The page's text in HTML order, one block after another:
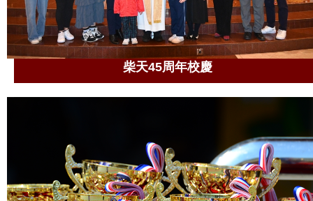
柴天45周年校慶